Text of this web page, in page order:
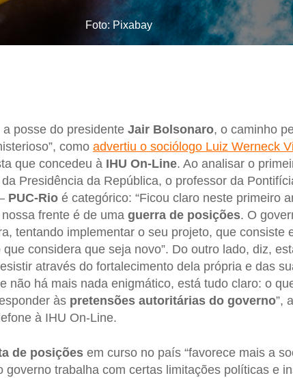
Foto: Pixabay
posse do presidenteJair Bolsonaro, o caminho
como advertiu o sociólogo Luiz Werneck
que concedeu à IHU On-Line. Ao analisar o
Presidência da República, o professor da
PUC-Rioé categórico: “Ficou claro neste primeiro
frente é de uma guerra de posições. O
tentando implementar o seu projeto, que consiste
considera que seja novo”. Do outro lado, diz,
através do fortalecimento dela própria e das
não há mais nada enigmático, está tudo claro: o
às pretensões autoritárias do governo”,
à IHU On-Line.
de posiçõesem curso no país “favorece mais a
governo trabalha com certas limitações políticas e